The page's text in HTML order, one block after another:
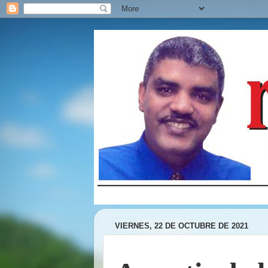
VIERNES, 22 DE OCTUBRE DE 2021